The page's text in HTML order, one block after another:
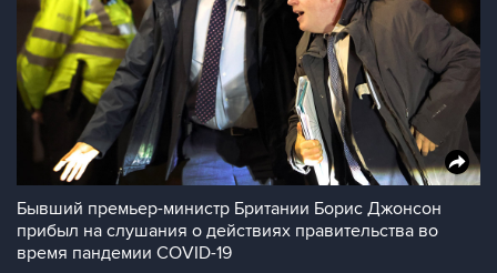
Бывший премьер-министр Британии Борис Джонсон
прибыл на слушания о действиях правительства во
время пандемии COVID-19